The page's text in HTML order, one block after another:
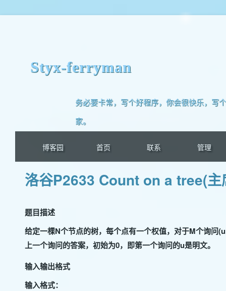
Styx-ferryman
务必要卡常，写个好程序，你会很快乐，写
家。
博客园 首页 联系 管理
洛谷P2633 Count on a tree(主
题目描述
给定一棵N个节点的树，每个点有一个权值，对于M个询
上一个询问的答案，初始为0，即第一个询问的u是明文。
输入输出格式
输入格式：